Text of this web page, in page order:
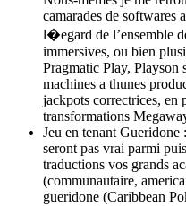
camarades de softwares
l�egard de l’ensemble
immersives, ou bien
Pragmatic Play, Playson
machines a thunes
jackpots correctrices, en
transformations
Jeu en tenant
seront pas vrai parmi
traductions vos grands
(communautaire,
gueridone (Caribbean